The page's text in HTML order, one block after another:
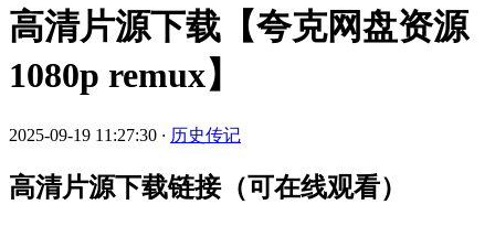
高清片源下载【夸克网盘资源
1080p remux】
2025-09-19 11:27:30 · 历史传记
高清片源下载链接（可在线观看）